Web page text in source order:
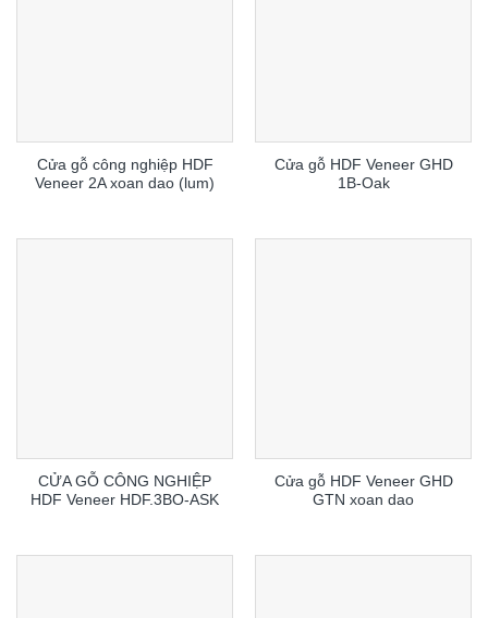
Cửa gỗ công nghiệp HDF
Veneer 2A xoan dao (lum)
Cửa gỗ HDF Veneer GHD
1B-Oak
CỬA GỖ CÔNG NGHIỆP
HDF Veneer HDF.3BO-ASK
Cửa gỗ HDF Veneer GHD
GTN xoan dao